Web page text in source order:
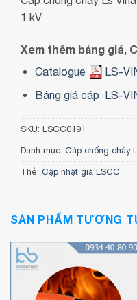
1 kV
Xem thêm bảng giá,
Catalogue
LS-
Bảng giá cáp LS-
SKU: LSCC0191
Danh mục: Cáp chống cháy
Thẻ: Cập nhật giá LSCC
SẢN PHẨM TƯƠNG